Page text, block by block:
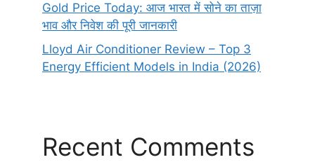
Gold Price Today: आज भारत में सोने का ताज़ा
भाव और निवेश की पूरी जानकारी
Lloyd Air Conditioner Review – Top 3
Energy Efficient Models in India (2026)
Recent Comments